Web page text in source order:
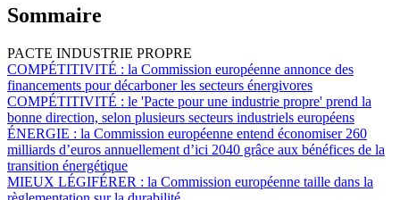
Sommaire
PACTE INDUSTRIE PROPRE
COMPÉTITIVITÉ : la Commission européenne annonce des
financements pour décarboner les secteurs énergivores
COMPÉTITIVITÉ : le 'Pacte pour une industrie propre' prend la
bonne direction, selon plusieurs secteurs industriels européens
ÉNERGIE : la Commission européenne entend économiser 260
milliards d’euros annuellement d’ici 2040 grâce aux bénéfices de la
transition énergétique
MIEUX LÉGIFÉRER : la Commission européenne taille dans la